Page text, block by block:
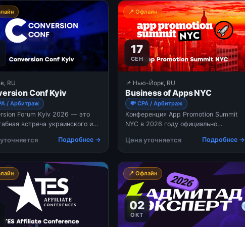
и обсуждении стратегий ...
качественного ...
RU
Conf Kyiv
/ Арбитраж
Forum Kyiv 2026 — это
встреча украинского и
развитию перформанс-
монетизации трафика и
новых продуктов. Форум
медиабайеров и
с топовыми сер
Подробнее →
📍 Офлайн
17
СЕН
📌 Нью-Йорк, RU
Business of Apps NYC
💸 CPA / Арбитраж
Конференция App Promotion Summit
NYC в 2026 году официально
NYC. Это одно из ведущих событий в
США, посвященное росту и
масштабированию мобильных
приложений. Переезд на новую
площадку (Convene на 46-й улице)
позволил увеличить количество
участников и расширить программу.
Цена уточняется Подробнее →
📍 Офлайн
02
ОКТ